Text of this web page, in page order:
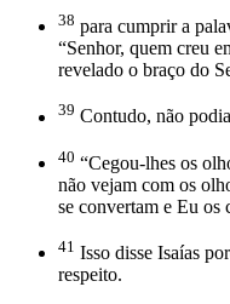
38 para cumprir a
“Senhor, quem creu
revelado o braço do
39 Contudo, não
40 “Cegou-lhes os
não vejam com os
se convertam e Eu os
41 Isso disse Isaías
respeito.